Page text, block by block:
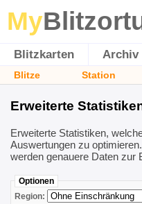
My
Blitzkarten Archiv
Blitze Station
Erweiterte
Erweiterte Statistiken,
Auswertungen zu
werden genauere Daten zur
Optionen
Region: